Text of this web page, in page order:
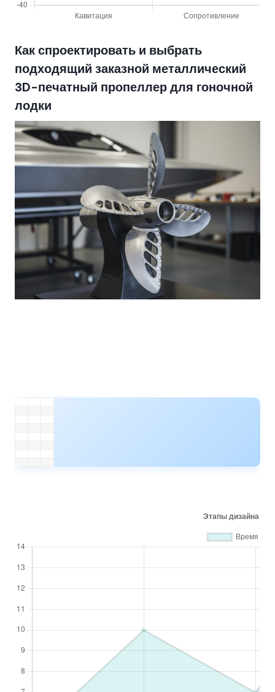
Как спроектировать и выбрать
подходящий заказной металлический
3D-печатный пропеллер для гоночной
лодки